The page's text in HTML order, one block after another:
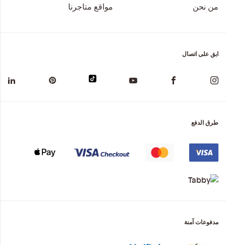
من نحن مواقع متاجرنا
ابق على اتصال
طرق الدفع
مدفوعات آمنة